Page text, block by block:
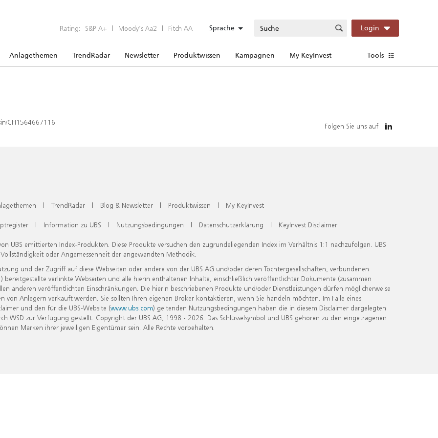
Rating: S&P A+ | Moody’s Aa2 | Fitch AA Sprache Login
Anlagethemen TrendRadar Newsletter Produktwissen Kampagnen My KeyInvest Tools
CH1564667116 Folgen Sie uns auf
| TrendRadar | Blog & Newsletter | Produktwissen | My KeyInvest
| Information zu UBS | Nutzungsbedingungen | Datenschutzerklärung | KeyInvest Disclaimer
UBS emittierten Index-Produkten. Diese Produkte versuchen den zugrundeliegenden Index im Verhältnis 1:1 nachzufolgen. UBS
oder Angemessenheit der angewandten Methodik.
und der Zugriff auf diese Webseiten oder andere von der UBS AG und/oder deren Tochtergesellschaften, verbundenen
verlinkte Webseiten und alle hierin enthaltenen Inhalte, einschließlich veröffentlichter Dokumente (zusammen
anderen veröffentlichten Einschränkungen. Die hierin beschriebenen Produkte und/oder Dienstleistungen dürfen möglicherweise
Anlegern verkauft werden. Sie sollten Ihren eigenen Broker kontaktieren, wenn Sie handeln möchten. Im Falle eines
und den für die UBS-Website (www.ubs.com) geltenden Nutzungsbedingungen haben die in diesem Disclaimer dargelegten
zur Verfügung gestellt. Copyright der UBS AG, 1998 - 2026. Das Schlüsselsymbol und UBS gehören zu den eingetragenen
Marken ihrer jeweiligen Eigentümer sein. Alle Rechte vorbehalten.